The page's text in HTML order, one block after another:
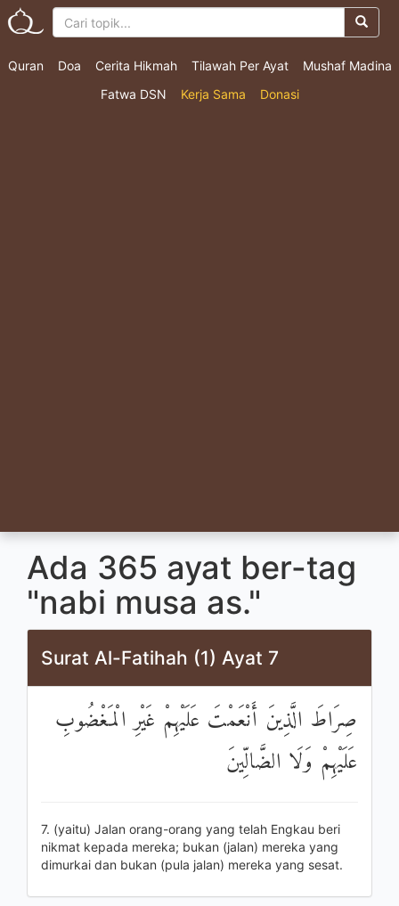
Quran Doa Cerita Hikmah Tilawah Per Ayat
Mushaf Madina
Fatwa DSN
Kerja Sama Donasi
Ada 365 ayat ber-tag
"nabi musa as."
Surat Al-Fatihah (1) Ayat 7
صِرَاطَ الَّذِينَ أَنْعَمْتَ عَلَيْهِمْ غَيْرِ الْمَغْضُوبِ
عَلَيْهِمْ وَلَا الضَّالِّينَ
7. (yaitu) Jalan orang-orang yang telah Engkau beri
nikmat kepada mereka; bukan (jalan) mereka yang
dimurkai dan bukan (pula jalan) mereka yang sesat.